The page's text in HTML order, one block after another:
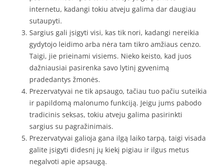
internetu, kadangi tokiu atveju galima dar daugiau
sutaupyti.
Sargius gali įsigyti visi, kas tik nori, kadangi nereikia
gydytojo leidimo arba nėra tam tikro amžiaus cenzo.
Taigi, jie prieinami visiems. Nieko keisto, kad juos
dažniausiai pasirenka savo lytinį gyvenimą
pradedantys žmonės.
Prezervatyvai ne tik apsaugo, tačiau tuo pačiu suteikia
ir papildomą malonumo funkciją. Jeigu jums pabodo
tradicinis seksas, tokiu atveju galima pasirinkti
sargius su pagražinimais.
Prezervatyvai galioja gana ilgą laiko tarpą, taigi visada
galite įsigyti didesnį jų kiekį pigiau ir ilgus metus
negalvoti apie apsaugą.